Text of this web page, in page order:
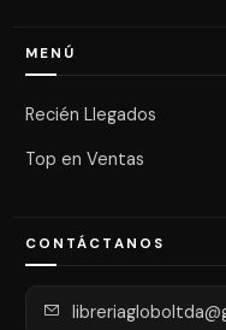
MENÚ
Recién Llegados
Top en Ventas
CONTÁCTANOS